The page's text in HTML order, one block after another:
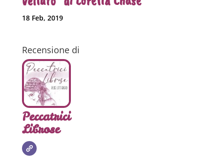
18 Feb, 2019
Recensione di
Peccatrici
Librose